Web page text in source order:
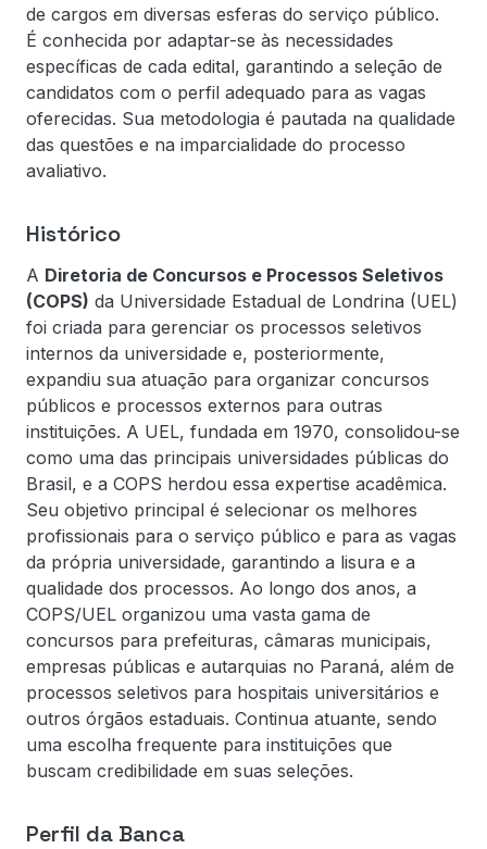
de cargos em diversas esferas do serviço público.
É conhecida por adaptar-se às necessidades
específicas de cada edital, garantindo a seleção de
candidatos com o perfil adequado para as vagas
oferecidas. Sua metodologia é pautada na qualidade
das questões e na imparcialidade do processo
avaliativo.
Histórico
A Diretoria de Concursos e Processos Seletivos
(COPS) da Universidade Estadual de Londrina (UEL)
foi criada para gerenciar os processos seletivos
internos da universidade e, posteriormente,
expandiu sua atuação para organizar concursos
públicos e processos externos para outras
instituições. A UEL, fundada em 1970, consolidou-se
como uma das principais universidades públicas do
Brasil, e a COPS herdou essa expertise acadêmica.
Seu objetivo principal é selecionar os melhores
profissionais para o serviço público e para as vagas
da própria universidade, garantindo a lisura e a
qualidade dos processos. Ao longo dos anos, a
COPS/UEL organizou uma vasta gama de
concursos para prefeituras, câmaras municipais,
empresas públicas e autarquias no Paraná, além de
processos seletivos para hospitais universitários e
outros órgãos estaduais. Continua atuante, sendo
uma escolha frequente para instituições que
buscam credibilidade em suas seleções.
Perfil da Banca